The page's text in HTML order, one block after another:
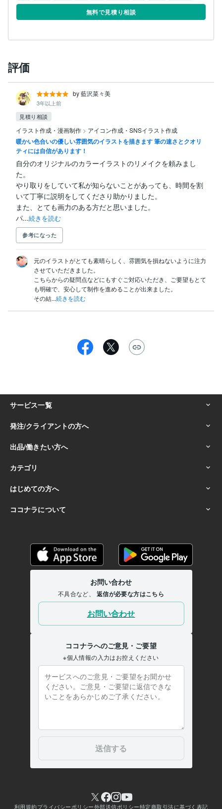
無料で見積り相談
評価
by 藍沢菜々美
3年以上前
見積り相談
イラスト作成・漫画制作 > アイコン作成・SNSイラスト作成
暖かい色合いの優しい雰囲気のイラストを描きます 筆の速さとクオリ
ティには自信があります！
自分のオリジナルのカラーイラストのリメイクを頼みまし
た。
やり取りをしていて私が知らないことがあっても、時間を割
いて丁寧に説明をしてくださり助かりました。
また、とても画力のある方だと思いました。
パ...続きを読む
参考になった
元のイラストがとても素晴らしく、雰囲気を損ねないように注力
させていただきました。
こちらからの疑問点などにもすぐご対応いただき、ご要望もとて
も明確で、安心して制作を進めることが出来ました。
その結...続きを読む